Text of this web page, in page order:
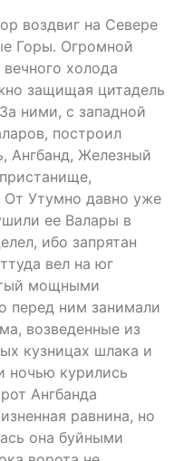
воздвиг на Севере
Горы. Огромной
холода
защищая цитадель
ними, с западной
построил
Ангбанд, Железный
От Утумно давно уже
ее Валары в
ибо запрятан
вел на юг
мощными
перед ним занимали
возведенные из
кузницах шлака и
ночью курились
Ангбанда
равнина, но
она буйными